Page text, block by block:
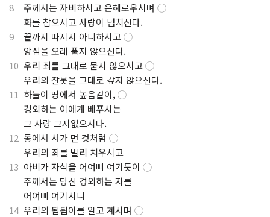
8 주께서는 자비하시고 은혜로우시며 ◯
화를 참으시고 사랑이 넘치신다.
9 끝까지 따지지 아니하시고◯
앙심을 오래 품지 않으신다.
10 우리 죄를 그대로 묻지 않으시고◯
우리의 잘못을 그대로 갚지 않으신다.
11 하늘이 땅에서 높음같이,◯
경외하는 이에게 베푸시는
그 사랑 그지없으시다.
12 동에서 서가 먼 것처럼 ◯
우리의 죄를 멀리 치우시고
13 아비가 자식을 어여삐 여기듯이 ◯
주께서는 당신 경외하는 자를
어여삐 여기시니
14우리의 됨됨이를 알고 계시며 ◯